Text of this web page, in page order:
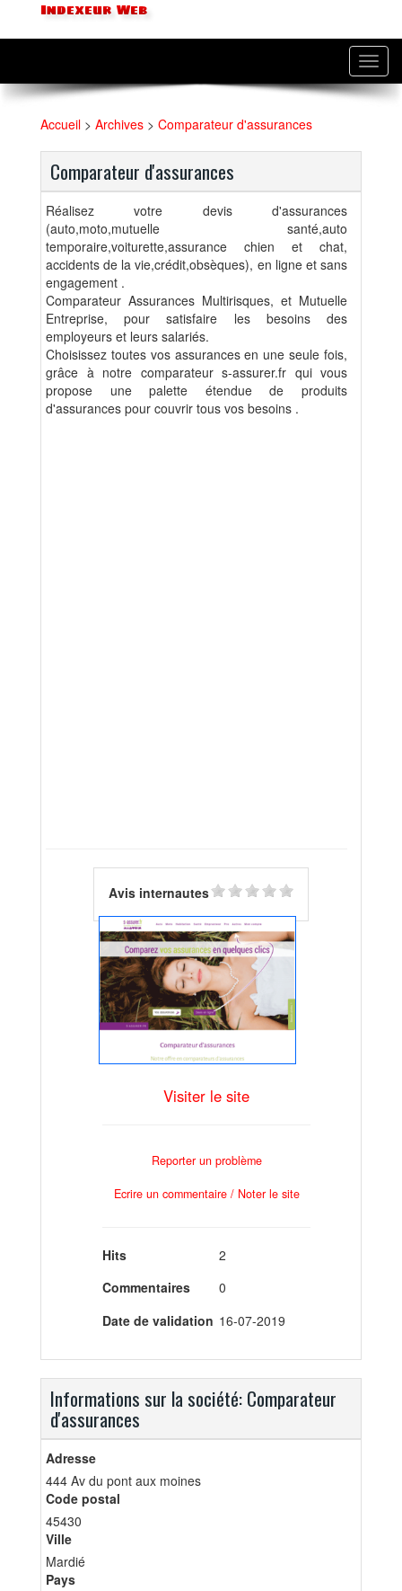
Indexeur Web
Accueil > Archives > Comparateur d'assurances
Comparateur d'assurances
Réalisez votre devis d'assurances
(auto,moto,mutuelle santé,auto
temporaire,voiturette,assurance chien et chat,
accidents de la vie,crédit,obsèques), en ligne et sans
engagement .
Comparateur Assurances Multirisques, et Mutuelle
Entreprise, pour satisfaire les besoins des
employeurs et leurs salariés.
Choisissez toutes vos assurances en une seule fois,
grâce à notre comparateur s-assurer.fr qui vous
propose une palette étendue de produits
d'assurances pour couvrir tous vos besoins .
Avis internautes
Visiter le site
Reporter un problème
Ecrire un commentaire / Noter le site
Hits
2
Commentaires
0
Date de validation 16-07-2019
Informations sur la société: Comparateur
d'assurances
Adresse
444 Av du pont aux moines
Code postal
45430
Ville
Mardié
Pays